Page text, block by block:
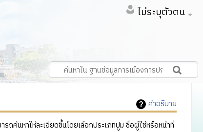
ไม่ระบุตัวตน
คำอธิบาย
ค้นหาให้ละเอียดขึ้นโดยเลือกประเภทปูม ชื่อผู้ใช้หรือหน้าที่